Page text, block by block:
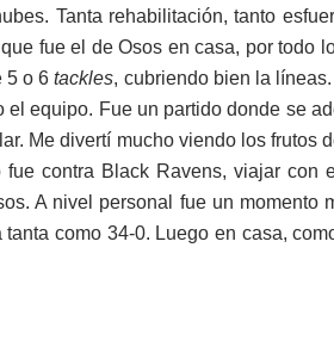
Tanta rehabilitación, tanto
fue el de Osos en casa, por todo
5 o 6tackles, cubriendo bien la
equipo. Fue un partido donde se
Me divertí mucho viendo los frutos
contra Black Ravens, viajar con
A nivel personal fue un momento
como 34-0. Luego en casa,